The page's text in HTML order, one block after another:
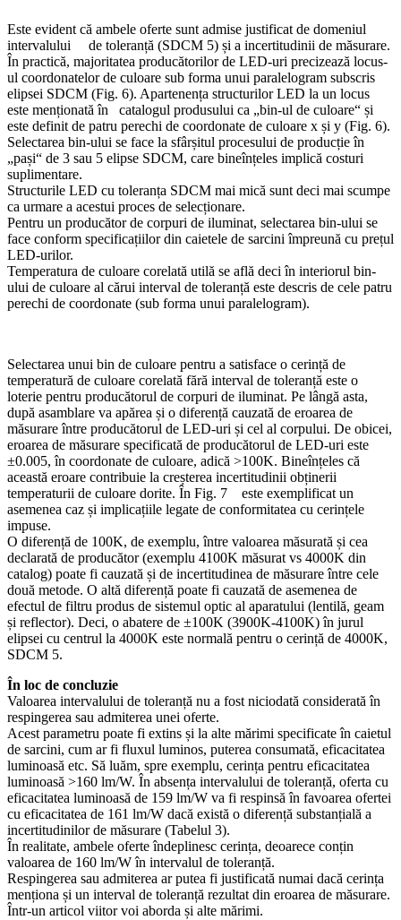
Este evident că ambele oferte sunt admise justificat de domeniul
intervalului de toleranță (SDCM 5) și a incertitudinii de măsurare.
În practică, majoritatea producătorilor de LED-uri precizează locus-
ul coordonatelor de culoare sub forma unui paralelogram subscris
elipsei SDCM (Fig. 6). Apartenența structurilor LED la un locus
este menționată în catalogul produsului ca „bin-ul de culoare“ și
este definit de patru perechi de coordonate de culoare x și y (Fig. 6).
Selectarea bin-ului se face la sfârșitul procesului de producție în
„pași“ de 3 sau 5 elipse SDCM, care bineînțeles implică costuri
suplimentare.
Structurile LED cu toleranța SDCM mai mică sunt deci mai scumpe
ca urmare a acestui proces de selecționare.
Pentru un producător de corpuri de iluminat, selectarea bin-ului se
face conform specificațiilor din caietele de sarcini împreună cu prețul
LED-urilor.
Temperatura de culoare corelată utilă se află deci în interiorul bin-
ului de culoare al cărui interval de toleranță este descris de cele patru
perechi de coordonate (sub forma unui paralelogram).
Selectarea unui bin de culoare pentru a satisface o cerință de
temperatură de culoare corelată fără interval de toleranță este o
loterie pentru producătorul de corpuri de iluminat. Pe lângă asta,
după asamblare va apărea și o diferență cauzată de eroarea de
măsurare între producătorul de LED-uri și cel al corpului. De obicei,
eroarea de măsurare specificată de producătorul de LED-uri este
±0.005, în coordonate de culoare, adică >100K. Bineînțeles că
această eroare contribuie la creșterea incertitudinii obținerii
temperaturii de culoare dorite. În Fig. 7 este exemplificat un
asemenea caz și implicațiile legate de conformitatea cu cerințele
impuse.
O diferență de 100K, de exemplu, între valoarea măsurată și cea
declarată de producător (exemplu 4100K măsurat vs 4000K din
catalog) poate fi cauzată și de incertitudinea de măsurare între cele
două metode. O altă diferență poate fi cauzată de asemenea de
efectul de filtru produs de sistemul optic al aparatului (lentilă, geam
și reflector). Deci, o abatere de ±100K (3900K-4100K) în jurul
elipsei cu centrul la 4000K este normală pentru o cerință de 4000K,
SDCM 5.
În loc de concluzie
Valoarea intervalului de toleranță nu a fost niciodată considerată în
respingerea sau admiterea unei oferte.
Acest parametru poate fi extins și la alte mărimi specificate în caietul
de sarcini, cum ar fi fluxul luminos, puterea consumată, eficacitatea
luminoasă etc. Să luăm, spre exemplu, cerința pentru eficacitatea
luminoasă >160 lm/W. În absența intervalului de toleranță, oferta cu
eficacitatea luminoasă de 159 lm/W va fi respinsă în favoarea ofertei
cu eficacitatea de 161 lm/W dacă există o diferență substanțială a
incertitudinilor de măsurare (Tabelul 3).
În realitate, ambele oferte îndeplinesc cerința, deoarece conțin
valoarea de 160 lm/W în intervalul de toleranță.
Respingerea sau admiterea ar putea fi justificată numai dacă cerința
menționa și un interval de toleranță rezultat din eroarea de măsurare.
Într-un articol viitor voi aborda și alte mărimi.